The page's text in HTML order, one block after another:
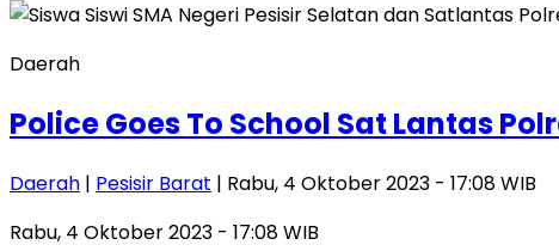
Daerah
Police Goes To School Sat Lantas
Daerah | Pesisir Barat | Rabu, 4 Oktober 2023 - 17:08 WIB
Rabu, 4 Oktober 2023 - 17:08 WIB